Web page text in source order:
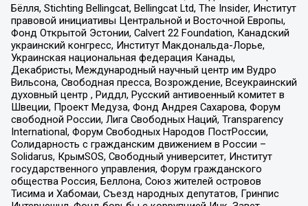
Бёлля, Stichting Bellingcat, Bellingcat Ltd, The Insider, Институт
правовой инициативы Центральной и Восточной Европы,
Фонд Открытой Эстонии, Calvert 22 Foundation, Канадский
украинский конгресс, Институт Макдональда-Лорье,
Украинская национальная федерация Канады,
Декабристы, Международный научный центр им Вудро
Вильсона, Свободная пресса, Возрождение, Всеукраинский
духовный центр , Риддл, Русский антивоенный комитет в
Швеции, Проект Медуза, Фонд Андрея Сахарова, Форум
свободной России, Лига Свободных Наций, Transparеncy
International, Форум Свободных Народов ПостРоссии,
Солидарность с гражданским движением в России –
Solidarus, КрымSOS, Свободный университет, Институт
государственного управления, Форум гражданского
общества Россия, Беллона, Союз жителей островов
Тисима и Хабомаи, Съезд народных депутатов, Гринпис